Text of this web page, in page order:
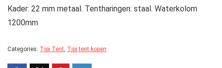
Kader: 22 mm metaal. Tentharingen: staal. Waterkolom
1200mm
Categories: Tipi Tent Tipi tent kopen